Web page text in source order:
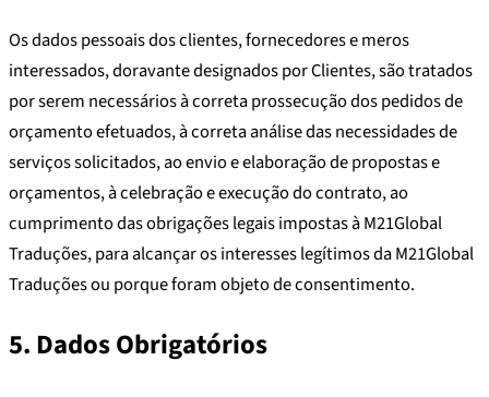
Os dados pessoais dos clientes, fornecedores e meros
interessados, doravante designados por Clientes, são tratados
por serem necessários à correta prossecução dos pedidos de
orçamento efetuados, à correta análise das necessidades de
serviços solicitados, ao envio e elaboração de propostas e
orçamentos, à celebração e execução do contrato, ao
cumprimento das obrigações legais impostas à M21Global
Traduções, para alcançar os interesses legítimos da M21Global
Traduções ou porque foram objeto de consentimento.
5. Dados Obrigatórios